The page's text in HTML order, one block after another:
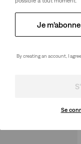
Je m’abonne
By creating an account, I
Se